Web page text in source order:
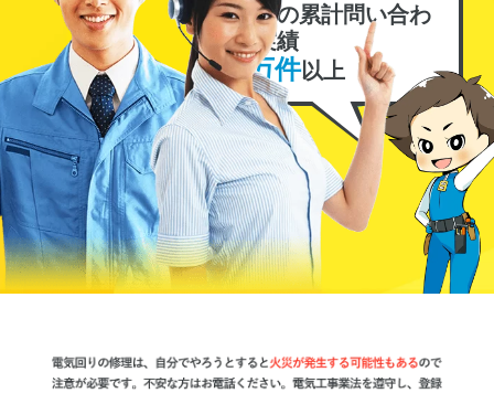
電気の累計問い合わ
せ実績
6万件以上